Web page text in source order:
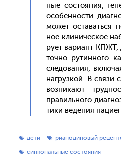
ные сос­то­яния,
осо­бен­ности
мо­жет ос­та­вать­ся
ное кли­ничес­кое
ру­ет ва­ри­ант
точ­но ру­тин­но­го
сле­дова­ния,
наг­рузкой. В свя­зи
воз­ни­ка­ют
пра­виль­но­го
ти­ки ве­дения
дети рианодиновый
синкопальные состояния